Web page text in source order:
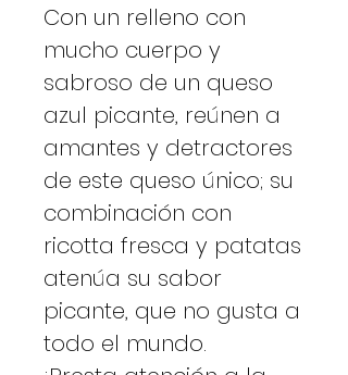
Con un relleno con
mucho cuerpo y
sabroso de un queso
azul picante, reúnen a
amantes y detractores
de este queso único; su
combinación con
ricotta fresca y patatas
atenúa su sabor
picante, que no gusta a
todo el mundo.